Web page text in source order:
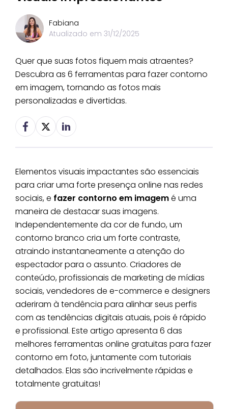
Fabiana
Atualizado em 31/12/2025
Quer que suas fotos fiquem mais atraentes?
Descubra as 6 ferramentas para fazer contorno
em imagem, tornando as fotos mais
personalizadas e divertidas.
Elementos visuais impactantes são essenciais
para criar uma forte presença online nas redes
sociais, e fazer contorno em imagemé uma
maneira de destacar suas imagens.
Independentemente da cor de fundo, um
contorno branco cria um forte contraste,
atraindo instantaneamente a atenção do
espectador para o assunto. Criadores de
conteúdo, profissionais de marketing de mídias
sociais, vendedores de e-commerce e designers
aderiram à tendência para alinhar seus perfis
com as tendências digitais atuais, pois é rápido
e profissional. Este artigo apresenta 6 das
melhores ferramentas online gratuitas para fazer
contorno em foto, juntamente com tutoriais
detalhados. Elas são incrivelmente rápidas e
totalmente gratuitas!